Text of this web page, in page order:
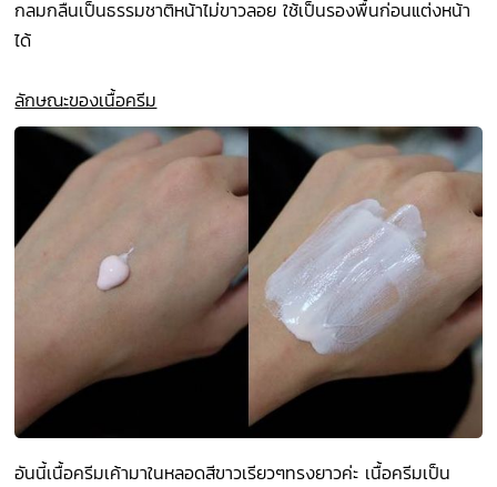
กลมกลืนเป็นธรรมชาติหน้าไม่ขาวลอย ใช้เป็นรองพื้นก่อนแต่งหน้า
ได้
ลักษณะของเนื้อครีม
อันนี้เนื้อครีมเค้ามาในหลอดสีขาวเรียวๆทรงยาวค่ะ เนื้อครีมเป็น